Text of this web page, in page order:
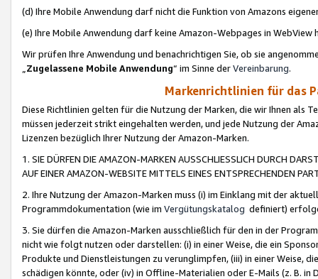
(d) Ihre Mobile Anwendung darf nicht die Funktion von Amazons
(e) Ihre Mobile Anwendung darf keine Amazon-Webpages in WebView
Wir prüfen Ihre Anwendung und benachrichtigen Sie, ob sie
„Zugelassene Mobile Anwendung“ im Sinne derVereinbarung.
Markenrichtlinien für das
Diese Richtlinien gelten für die Nutzung der Marken, die wir Ihnen als
müssen jederzeit strikt eingehalten werden, und jede Nutzung der
Lizenzen bezüglich Ihrer Nutzung der Amazon-Marken.
1. SIE DÜRFEN DIE AMAZON-MARKEN AUSSCHLIESSLICH DURCH
AUF EINER AMAZON-WEBSITE MITTELS EINES ENTSPRECHENDEN
2. Ihre Nutzung der Amazon-Marken muss (i) im Einklang mit der
Programmdokumentation (wie im Vergütungskatalog definiert)
3. Sie dürfen die Amazon-Marken ausschließlich für den in der
nicht wie folgt nutzen oder darstellen: (i) in einer Weise, die ein
Produkte und Dienstleistungen zu verunglimpfen, (iii) in einer Weise,
schädigen könnte, oder (iv) in Offline-Materialien oder E-Mails (z. B. in